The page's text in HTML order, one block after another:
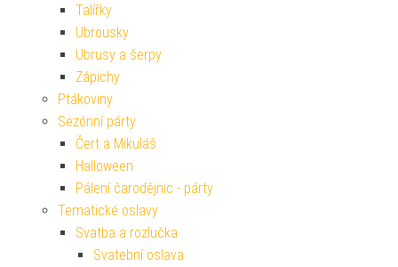
Talířky
Ubrousky
Ubrusy a šerpy
Zápichy
Ptákoviny
Sezónní párty
Čert a Mikuláš
Halloween
Pálení čarodějnic - párty
Tematické oslavy
Svatba a rozlučka
Svatební oslava